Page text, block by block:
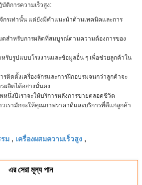
ติการความเร็วสูง:
จักรเท่านั้น แต่ยังมีคำแนะนำด้านเทคนิคและการ
ดสำหรับการผลิตที่สมบูรณ์ตามความต้องการของ
รับรูปแบบโรงงานและข้อมูลอื่น ๆ เพื่อช่วยลูกค้าใน
รติดตั้งเครื่องจักรและการฝึกอบรมจนกว่าลูกค้าจะ
ผลิตได้อย่างมั่นคง
นึ่งปีเราจะให้บริการหลังการขายตลอดชีวิต
วเรามักจะให้คุณภาพราคาดีและบริการที่ดีแก่ลูกค้า
ม , เครื่องผสมความเร็วสูง ,
এর সেরা মূল্য পান